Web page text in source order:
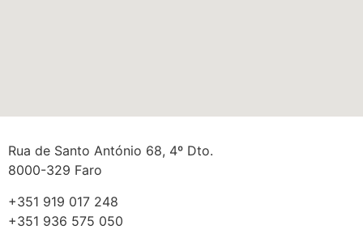
Rua de Santo António 68, 4º Dto.
8000-329 Faro
+351 919 017 248
+351 936 575 050